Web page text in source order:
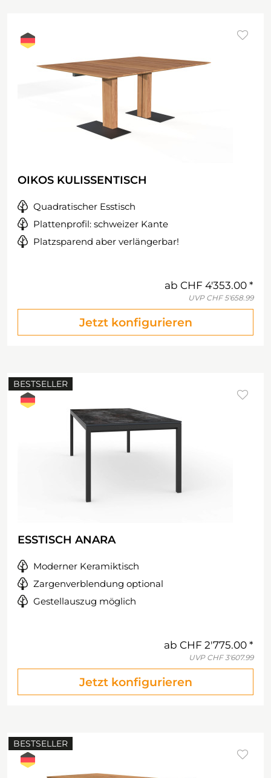
OIKOS KULISSENTISCH
Quadratischer Esstisch
Plattenprofil: schweizer Kante
Platzsparend aber verlängerbar!
ab CHF 4'353.00
UVP CHF 5'658.99
Jetzt konfigurieren
BESTSELLER
ESSTISCH ANARA
Moderner Keramiktisch
Zargenverblendung optional
Gestellauszug möglich
ab CHF 2'775.00
UVP CHF 3'607.99
Jetzt konfigurieren
BESTSELLER